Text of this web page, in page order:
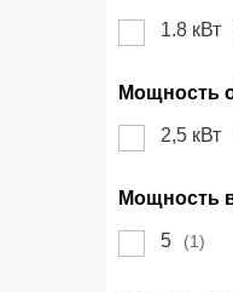
1.8 кВт
Мощность
2,5 кВт
Мощность
5 (1)